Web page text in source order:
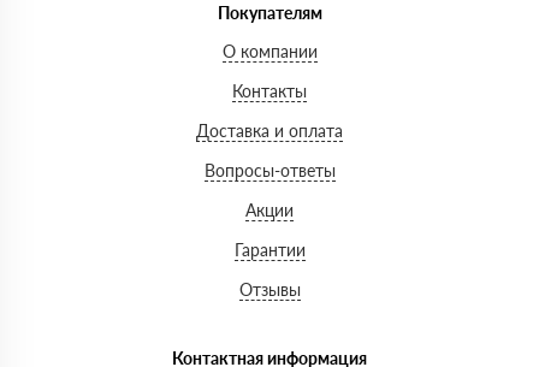
Покупателям
О компании
Контакты
Доставка и оплата
Вопросы-ответы
Акции
Гарантии
Отзывы
Контактная информация